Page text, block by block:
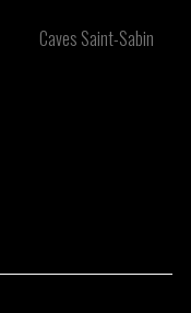
Caves Saint-Sabin